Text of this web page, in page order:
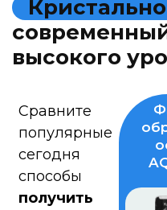
Кристально
современны
высокого уро
Сравните
популярные
сегодня
способы
получить